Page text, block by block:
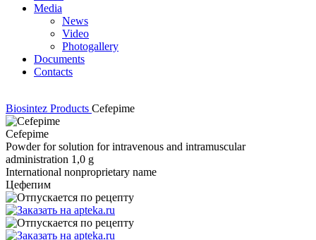
Media
News
Video
Photogallery
Documents
Contacts
Biosintez Products Cefepime
Cefepime
Powder for solution for intravenous and intramuscular
administration 1,0 g
International nonproprietary name
Цефепим